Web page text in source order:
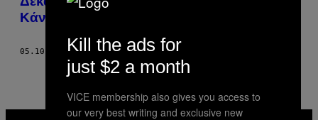
Κάνεις σε μια Οικονομική Dominatrix
05.10.18 ΚΕΊΜΕΝΟMAROOSHA MUZAFFAR
VICE
Kill the ads for
just $2 a month
VICE membership also gives you access to
our very best writing and exclusive new